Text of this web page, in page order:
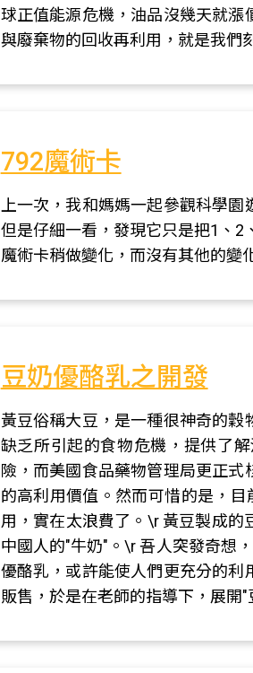
球正值能源危機，油品沒幾天就
與廢棄物的回收再利用，就是我們
792魔術卡
上一次，我和媽媽一起參觀科學
但是仔細一看，發現它只是把1、2
魔術卡稍做變化，而沒有其他的變
豆奶優酪乳之開發
黃豆俗稱大豆，是一種很神奇的
缺乏所引起的食物危機，提供了
險，而美國食品藥物管理局更正
的高利用價值。然而可惜的是，
用，實在太浪費了。\r 黃豆製成的
中國人的"牛奶"。\r 吾人突發奇想
優酪乳，或許能使人們更充分的
販售，於是在老師的指導下，展開"